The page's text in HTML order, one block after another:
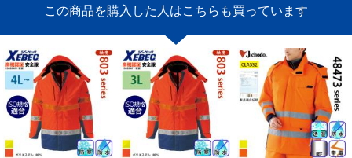
この商品を購入した人はこちらも買っています